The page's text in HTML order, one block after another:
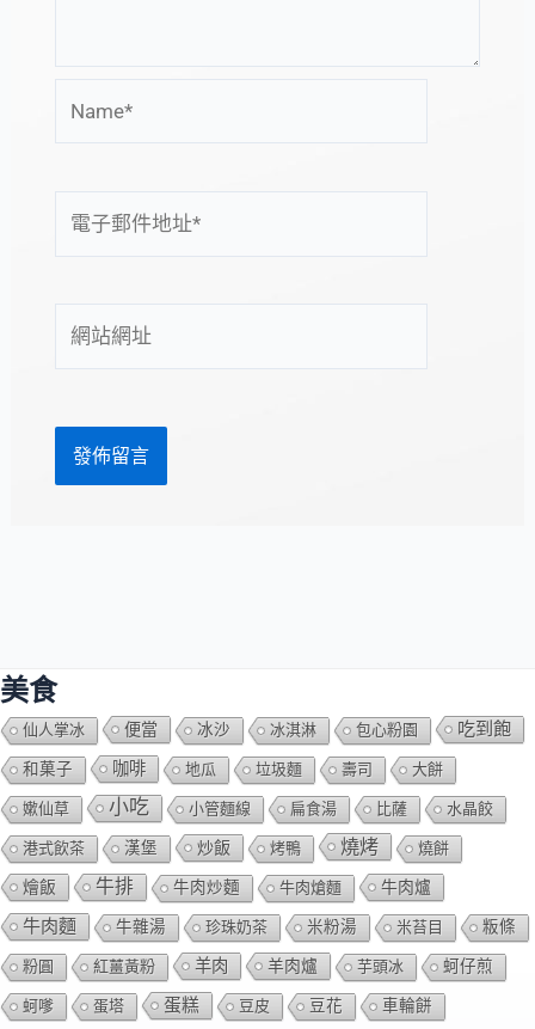
子
地
站
美食
仙人掌冰 便當 冰沙 冰淇淋 包心粉園 吃到飽
和菓子 咖啡 地瓜 垃圾麵 壽司 大餅
嫰仙草 小吃 小管麵線 扁食湯 比薩 水晶餃
港式飲茶 漢堡 炒飯 烤鴨 燒烤 燒餅
燴飯 牛排 牛肉炒麵 牛肉熗麵 牛肉爐
牛肉麵 牛雜湯 珍珠奶茶 米粉湯 米苔目 粄條
粉圓 紅薑黃粉 羊肉 羊肉爐 芋頭冰 蚵仔煎
蚵嗲 蛋塔 蛋糕 豆皮 豆花 車輪餅